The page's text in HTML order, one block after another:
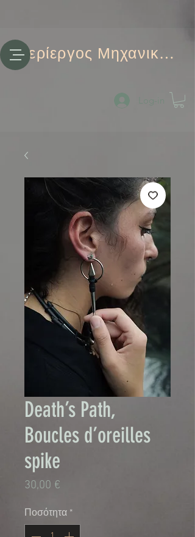
Περίεργος Μηχανικός
Log-in
Death’s Path,
Boucles d’oreilles
spike
30,00 €
Ποσότητα *